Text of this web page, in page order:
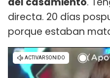
directa. 20 días
porque estaban